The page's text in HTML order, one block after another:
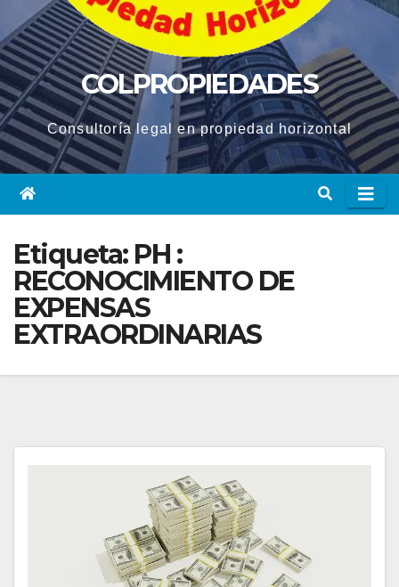
COLPROPIEDADES
Consultoría legal en propiedad horizontal
Etiqueta: PH :
RECONOCIMIENTO DE
EXPENSAS
EXTRAORDINARIAS